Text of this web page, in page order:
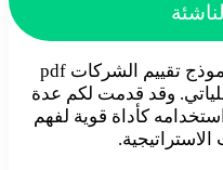
في ختام هذا المقال، ندرك أهمية نموذج تقييم الشركات pdf
وقد قدمت لكم عدة
كأداة قوية لفهم